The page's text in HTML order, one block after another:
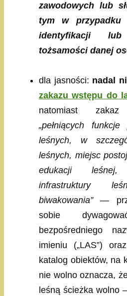
zawodowych lub
tym w przypadku
identyfikacji lub
tożsamości danej
dla jasności: nadal
zakazu wstępu do
natomiast
„pełniących
leśnych, w
leśnych, miejsc
edukacji
infrastruktury
biwakowania” —
sobie
bezpośredniego
imieniu („LAS”)
katalog obiektów, na
nie wolno oznacza,
leśną ścieżka wolno